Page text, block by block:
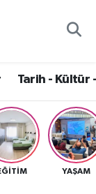
Tarih - Kültür
YAŞAM